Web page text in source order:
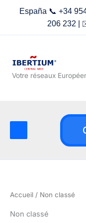
España 📞 +34
206 232 |
Votre réseaux
Accueil / Non classé
Non classé